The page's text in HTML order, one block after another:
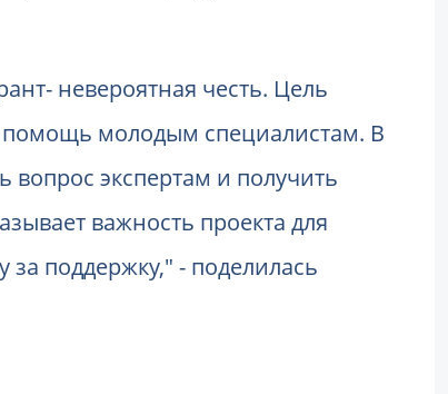
невероятная честь. Цель
помощь молодым специалистам. В
вопрос экспертам и получить
важность проекта для
поддержку," - поделилась